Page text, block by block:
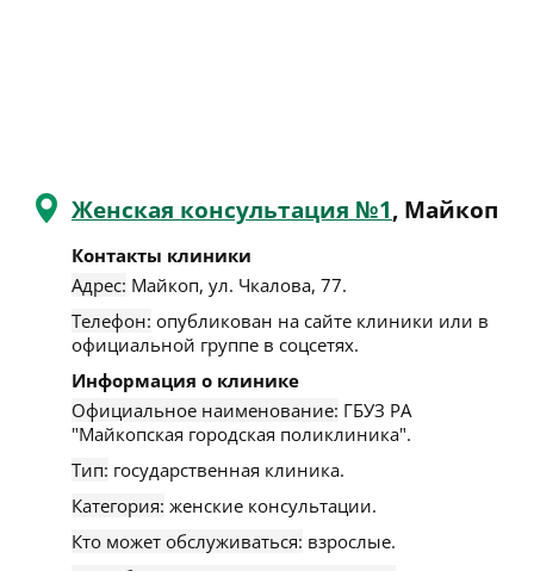
Женская консультация №1, Майкоп
Контакты клиники
Адрес: Майкоп, ул. Чкалова, 77.
Телефон: опубликован на сайте клиники или в
официальной группе в соцсетях.
Информация о клинике
Официальное наименование: ГБУЗ РА
"Майкопская городская поликлиника".
Тип: государственная клиника.
Категория: женские консультации.
Кто может обслуживаться: взрослые.